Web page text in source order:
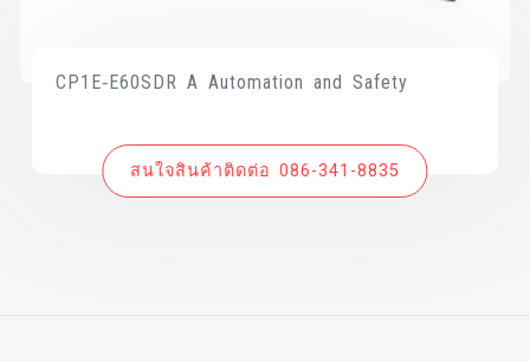
CP1E‑E60SDR A Automation and Safety
สนใจสินค้าติดต่อ 086-341-8835